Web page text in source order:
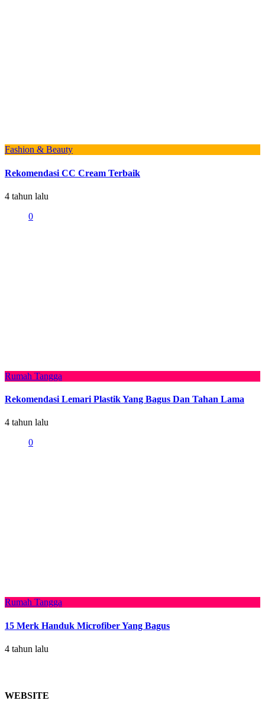
Fashion & Beauty
Rekomendasi CC Cream Terbaik
4 tahun lalu
0
Rumah Tangga
Rekomendasi Lemari Plastik Yang Bagus Dan Tahan Lama
4 tahun lalu
0
Rumah Tangga
15 Merk Handuk Microfiber Yang Bagus
4 tahun lalu
WEBSITE